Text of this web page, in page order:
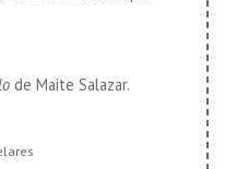
de Maite Salazar.